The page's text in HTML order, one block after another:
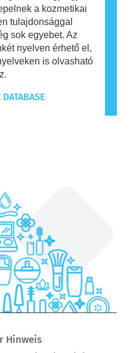
a kozmetikai
tulajdonsággal
sok egyebet. Az
nyelven érhető el,
is olvasható
Hinweis